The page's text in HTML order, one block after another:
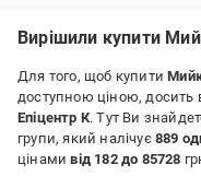
Вирішили купити
Для того, щоб купити
доступною ціною, досить
Епіцентр К. Тут Ви
групи, який налічує 889
цінамивід 182 до 85728